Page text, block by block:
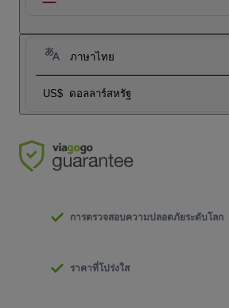
ภาษาไทย
US$ ดอลลาร์สหรัฐ
การตรวจสอบความปลอดภัยระดับโลก
ราคาที่โปร่งใส